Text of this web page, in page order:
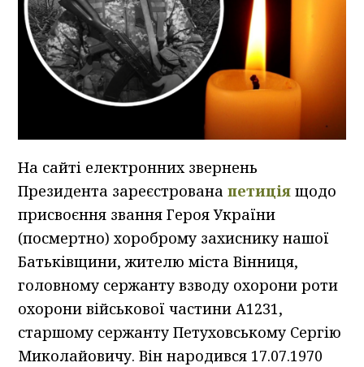
На сайті електронних звернень
Президента зареєстрованапетиція щодо
присвоєння звання Героя України
(посмертно) хороброму захиснику нашої
Батьківщини, жителю міста Вінниця,
головному сержанту взводу охорони роти
охорони військової частини А1231,
старшому сержанту Петуховському Сергію
Миколайовичу. Він народився 17.07.1970